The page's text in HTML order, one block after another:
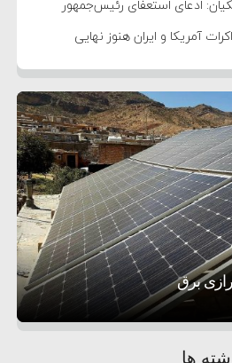
ادعای استعفای رئیس‌جمهور
است
آمریکا و ایران هنوز نهایی
ماشین جنگی ما آماده حمله
استحمله به ایران
عربستانی درباره همراهی با
برنامه گسترده‌ای برای پاسخ به
جدید علیه ایران را صادر کرد
مورد اصابت قرار گرفته و
تاریخی برای خلع سلاح کامل
برق
از سینمای ایران؛ روایتی از
ها